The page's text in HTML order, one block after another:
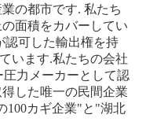
の都市です. 私たち
面積をカバーしてい
認可した輸出権を持
います.私たちの会社
力メーカーとして認
した唯一の民間企業
100カギ企業"と"湖北